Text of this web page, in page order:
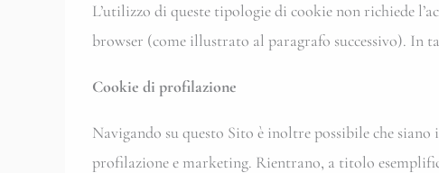
L’utilizzo di queste tipologie di cookie non richiede
browser (come illustrato al paragrafo successivo). In
Cookie di profilazione
Navigando su questo Sito è inoltre possibile che
profilazione e marketing. Rientrano, a titolo